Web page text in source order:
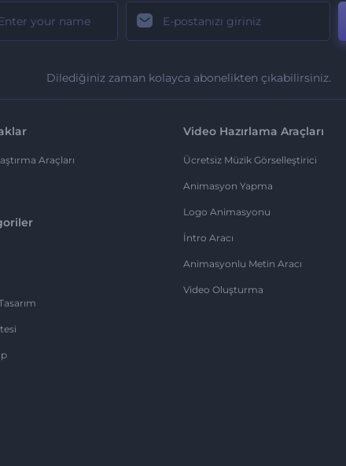
Dilediğiniz zaman kolayca abonelikten çıkabilirsiniz.
Araçları
Video Hazırlama Araçları
Ücretsiz Müzik Görselleştirici
Animasyon Yapma
Logo Animasyonu
İntro Aracı
Animasyonlu Metin Aracı
Video Oluşturma